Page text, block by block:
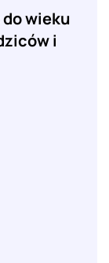
wieku
i